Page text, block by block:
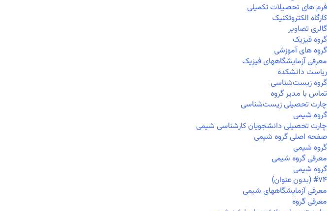
فرم های تحصیلات تکمیلی
کارگاه الکتروتکنیک
گالری تصاویر
گروه فیزیک
گروه های آموزشی
معرفی آزمایشگاههای فیزیک
ریاست دانشکده
گروه زیست‌شناسی
تماس با مدیر گروه
چارت تحصیلی زیست‌شناسی
گروه شیمی
چارت تحصیلی دانشجویان کارشناسی شیمی
صفحه اصلی گروه شیمی
گروه شیمی
معرفی گروه شیمی
گروه شیمی
#۷۴ (بدون عنوان)
معرفی آزمایشگاههای شیمی
معرفی گروه